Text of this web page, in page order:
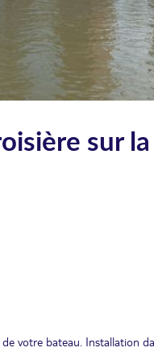
sur la
votre bateau. Installation